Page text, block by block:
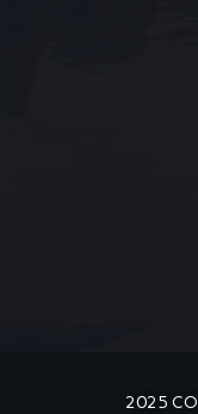
2025